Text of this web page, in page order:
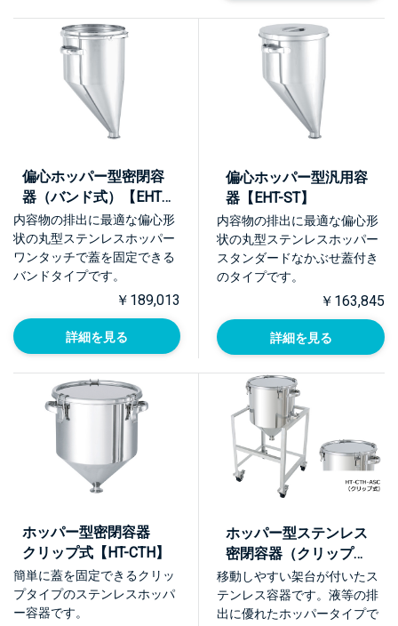
偏心ホッパー型密閉容
器（バンド式）【EHT-
CTL】
内容物の排出に最適な偏心形
状の丸型ステンレスホッパー
ワンタッチで蓋を固定できる
バンドタイプです。
￥189,013
詳細を見る
偏心ホッパー型汎用容
器【EHT-ST】
内容物の排出に最適な偏心形
状の丸型ステンレスホッパー
スタンダードなかぶせ蓋付き
のタイプです。
￥163,845
詳細を見る
ホッパー型密閉容器
クリップ式【HT-CTH】
簡単に蓋を固定できるクリッ
プタイプのステンレスホッパ
ー容器です。
ホッパー型ステンレス
密閉容器（クリップ
式） 架台付【HT-CTH-
ASC】
移動しやすい架台が付いたス
テンレス容器です。液等の排
出に優れたホッパータイプで